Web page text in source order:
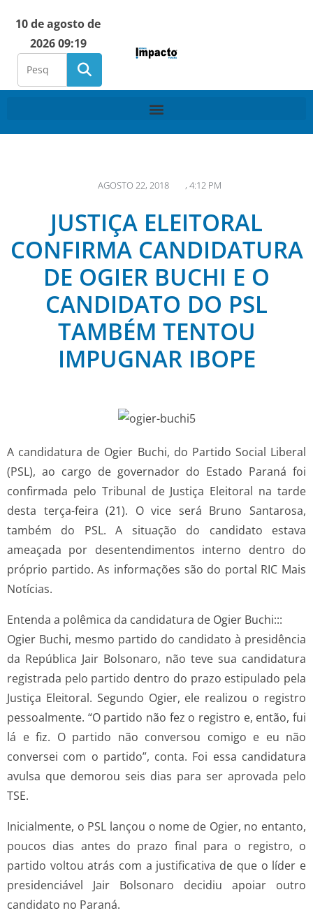
10 de agosto de
2026 09:19
AGOSTO 22, 2018 , 4:12 PM
JUSTIÇA ELEITORAL
CONFIRMA CANDIDATURA
DE OGIER BUCHI E O
CANDIDATO DO PSL
TAMBÉM TENTOU
IMPUGNAR IBOPE
A candidatura de Ogier Buchi, do Partido Social Liberal
(PSL), ao cargo de governador do Estado Paraná foi
confirmada pelo Tribunal de Justiça Eleitoral na tarde
desta terça-feira (21). O vice será Bruno Santarosa,
também do PSL. A situação do candidato estava
ameaçada por desentendimentos interno dentro do
próprio partido. As informações são do portal RIC Mais
Notícias.
Entenda a polêmica da candidatura de Ogier Buchi:::
Ogier Buchi, mesmo partido do candidato à presidência
da República Jair Bolsonaro, não teve sua candidatura
registrada pelo partido dentro do prazo estipulado pela
Justiça Eleitoral. Segundo Ogier, ele realizou o registro
pessoalmente. “O partido não fez o registro e, então, fui
lá e fiz. O partido não conversou comigo e eu não
conversei com o partido”, conta. Foi essa candidatura
avulsa que demorou seis dias para ser aprovada pelo
TSE.
Inicialmente, o PSL lançou o nome de Ogier, no entanto,
poucos dias antes do prazo final para o registro, o
partido voltou atrás com a justificativa de que o líder e
presidenciável Jair Bolsonaro decidiu apoiar outro
candidato no Paraná.